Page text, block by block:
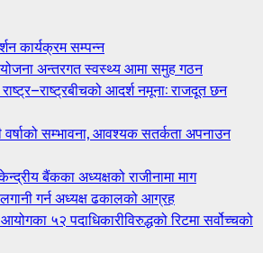
कार्यक्रम सम्पन्न
अन्तरगत स्वस्थ्य आमा समुह गठन
आदर्श नमूना: राजदूत छन
वर्षाको सम्भावना, आवश्यक सतर्कता अपनाउन
बैंकका अध्यक्षको राजीनामा माग
गर्न अध्यक्ष ढकालको आग्रह
५२ पदाधिकारीविरुद्धको रिटमा सर्वोच्चको